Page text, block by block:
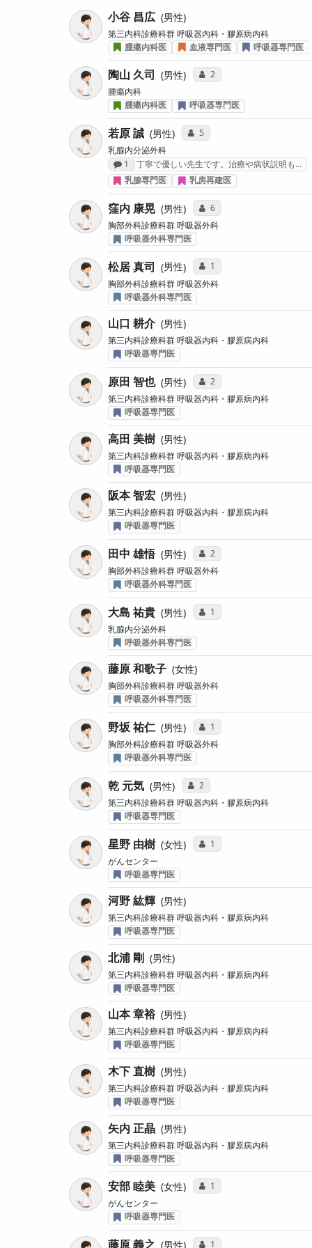
小谷 昌広 男性
第三内科診療科群 呼吸器内科・膠原病内科
腫瘍内科医
血液専門医 呼吸器専門医
陶山 久司 男性 コミュニケーション・タイプ
2
腫瘍内科
腫瘍内科医
呼吸器専門医
若原 誠 男性 コミュニケーション・タイプ投
5
乳腺内分泌外科
感想投稿数
1
丁寧で優しい先生です。治療や病状説明も…
乳腺専門医
乳房再建医
窪内 康晃 男性 コミュニケーション・タイプ
6
胸部外科診療科群 呼吸器外科
呼吸器外科専門医
松居 真司 男性 コミュニケーション・タイプ
1
胸部外科診療科群 呼吸器外科
呼吸器外科専門医
山口 耕介 男性
第三内科診療科群 呼吸器内科・膠原病内科
呼吸器専門医
原田 智也 男性 コミュニケーション・タイプ
2
第三内科診療科群 呼吸器内科・膠原病内科
呼吸器専門医
高田 美樹 男性
第三内科診療科群 呼吸器内科・膠原病内科
呼吸器専門医
阪本 智宏 男性
第三内科診療科群 呼吸器内科・膠原病内科
呼吸器専門医
田中 雄悟 男性 コミュニケーション・タイプ
2
胸部外科診療科群 呼吸器外科
呼吸器外科専門医
大島 祐貴 男性 コミュニケーション・タイプ
1
乳腺内分泌外科
呼吸器外科専門医
藤原 和歌子 女性
胸部外科診療科群 呼吸器外科
呼吸器外科専門医
野坂 祐仁 男性 コミュニケーション・タイプ
1
胸部外科診療科群 呼吸器外科
呼吸器外科専門医
乾 元気 男性 コミュニケーション・タイプ投
2
第三内科診療科群 呼吸器内科・膠原病内科
呼吸器専門医
星野 由樹 女性 コミュニケーション・タイプ
1
がんセンター
呼吸器専門医
河野 紘輝 男性
第三内科診療科群 呼吸器内科・膠原病内科
呼吸器専門医
北浦 剛 男性
第三内科診療科群 呼吸器内科・膠原病内科
呼吸器専門医
山本 章裕 男性
第三内科診療科群 呼吸器内科・膠原病内科
呼吸器専門医
木下 直樹 男性
第三内科診療科群 呼吸器内科・膠原病内科
呼吸器専門医
矢内 正晶 男性
第三内科診療科群 呼吸器内科・膠原病内科
呼吸器専門医
安部 睦美 女性 コミュニケーション・タイプ
1
がんセンター
呼吸器専門医
藤原 義之 男性 コミュニケーション・タイプ
1